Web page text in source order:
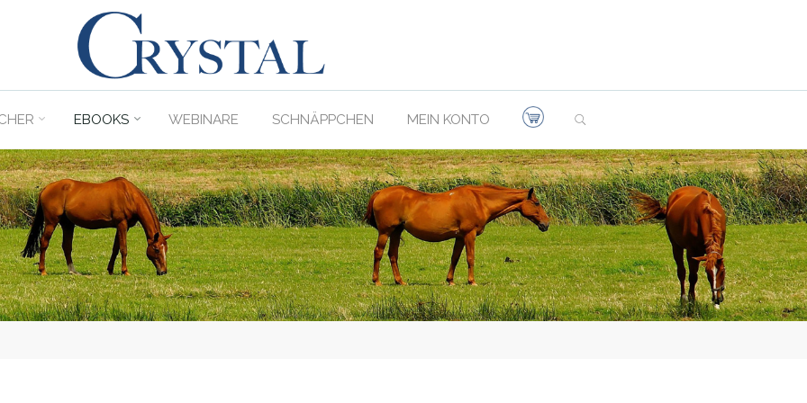
Crystal
Verlag
DER
ONLINE-
SHOP
FÜR
PFERDEFREUNDE
EBOOKS WEBINARE SCHNÄPPCHEN MEIN KONTO